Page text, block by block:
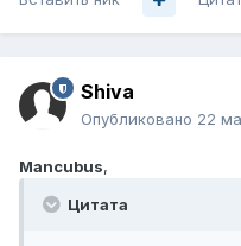
Shiva
Опубликовано 22
Mancubus,
Цитата